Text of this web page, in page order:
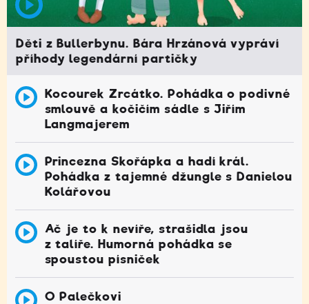
Děti z Bullerbynu. Bára Hrzánová vypráví
příhody legendární partičky
Kocourek Zrcátko. Pohádka o podivné
smlouvě a kočičím sádle s Jiřím
Langmajerem
Princezna Skořápka a hadí král.
Pohádka z tajemné džungle s Danielou
Kolářovou
Ač je to k nevíře, strašidla jsou
z talíře. Humorná pohádka se
spoustou písniček
O Palečkovi